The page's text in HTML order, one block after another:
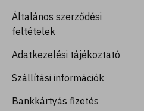
Általános szerződési
feltételek
Adatkezelési tájékoztató
Szállítási információk
Bankkártyás fizetés